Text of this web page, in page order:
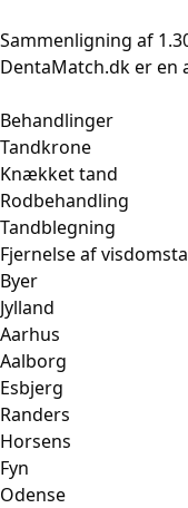
til
indhold
Sammenligning af
DentaMatch.dk er en
Behandlinger
Tandkrone
Knækket tand
Rodbehandling
Tandblegning
Fjernelse af
Byer
Jylland
Aarhus
Aalborg
Esbjerg
Randers
Horsens
Fyn
Odense